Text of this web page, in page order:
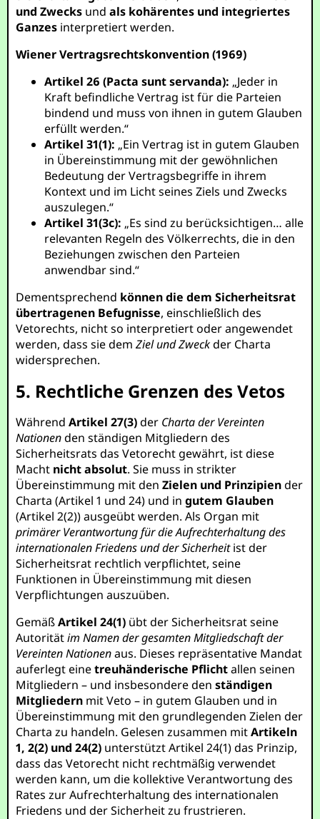
und Zwecks undals kohärentes und integriertes
Ganzes interpretiert werden.
Wiener Vertragsrechtskonvention (1969)
Artikel 26 (Pacta sunt servanda): „Jeder in
Kraft befindliche Vertrag ist für die Parteien
bindend und muss von ihnen in gutem Glauben
erfüllt werden.“
Artikel 31(1): „Ein Vertrag ist in gutem Glauben
in Übereinstimmung mit der gewöhnlichen
Bedeutung der Vertragsbegriffe in ihrem
Kontext und im Licht seines Ziels und Zwecks
auszulegen.“
Artikel 31(3c): „Es sind zu berücksichtigen… alle
relevanten Regeln des Völkerrechts, die in den
Beziehungen zwischen den Parteien
anwendbar sind.“
Dementsprechend können die dem Sicherheitsrat
übertragenen Befugnisse, einschließlich des
Vetorechts, nicht so interpretiert oder angewendet
werden, dass sie demZiel und Zweckder Charta
widersprechen.
5. Rechtliche Grenzen des Vetos
WährendArtikel 27(3)der Charta der Vereinten
Nationenden ständigen Mitgliedern des
Sicherheitsrats das Vetorecht gewährt, ist diese
Macht nicht absolut. Sie muss in strikter
Übereinstimmung mit denZielen und Prinzipiender
Charta (Artikel 1 und 24) und ingutem Glauben
(Artikel 2(2)) ausgeübt werden. Als Organ mit
primärer Verantwortung für die Aufrechterhaltung des
internationalen Friedens und der Sicherheitist der
Sicherheitsrat rechtlich verpflichtet, seine
Funktionen in Übereinstimmung mit diesen
Verpflichtungen auszuüben.
GemäßArtikel 24(1) übt der Sicherheitsrat seine
Autoritätim Namen der gesamten Mitgliedschaft der
Vereinten Nationenaus. Dieses repräsentative Mandat
auferlegt einetreuhänderische Pflichtallen seinen
Mitgliedern – und insbesondere denständigen
Mitgliedern mit Veto – in gutem Glauben und in
Übereinstimmung mit den grundlegenden Zielen der
Charta zu handeln. Gelesen zusammen mitArtikeln
1, 2(2) und 24(2) unterstützt Artikel 24(1) das Prinzip,
dass das Vetorecht nicht rechtmäßig verwendet
werden kann, um die kollektive Verantwortung des
Rates zur Aufrechterhaltung des internationalen
Friedens und der Sicherheit zu frustrieren.